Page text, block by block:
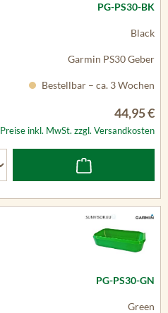
PG-PS30-BK
Black
Garmin PS30 Geber
Bestellbar – ca. 3 Wochen
44,95 €
Preise inkl. MwSt. zzgl. Versandkosten
PG-PS30-GN
Green